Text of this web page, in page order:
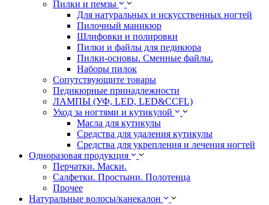
Пилки и пемзы
Для натуральных и искусственных ногтей
Пилочный маникюр
Шлифовки и полировки
Пилки и файлы для педикюра
Пилки-основы. Сменные файлы.
Наборы пилок
Сопутствующите товары
Педикюрные принадлежности
ЛАМПЫ (УФ, LED, LED&CCFL)
Уход за ногтями и кутикулой
Масла для кутикулы
Средства для удаления кутикулы
Средства для укрепления и лечения ногтей
Одноразовая продукция
Перчатки. Маски.
Салфетки. Простыни. Полотенца
Прочее
Натуральные волосы/канекалон